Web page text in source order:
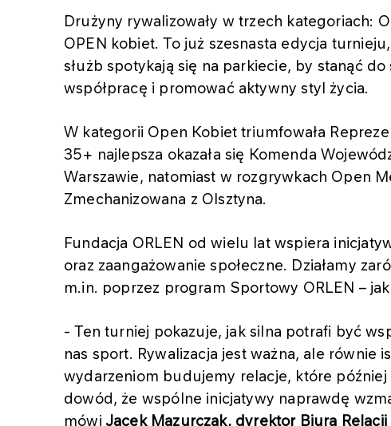
Drużyny rywalizowały w trzech kategoriach:
OPEN kobiet. To już szesnasta edycja
służb spotykają się na parkiecie, by stanąć
współpracę i promować aktywny styl życia.
W kategorii Open Kobiet triumfowała
35+ najlepsza okazała się Komenda
Warszawie, natomiast w rozgrywkach Open
Zmechanizowana z Olsztyna.
Fundacja ORLEN od wielu lat wspiera
oraz zaangażowanie społeczne. Działamy
m.in. poprzez program Sportowy ORLEN –
- Ten turniej pokazuje, jak silna potrafi być
nas sport. Rywalizacja jest ważna, ale równie
wydarzeniom budujemy relacje, które później
dowód, że wspólne inicjatywy naprawdę
mówi Jacek Mazurczak, dyrektor Biura Relacji